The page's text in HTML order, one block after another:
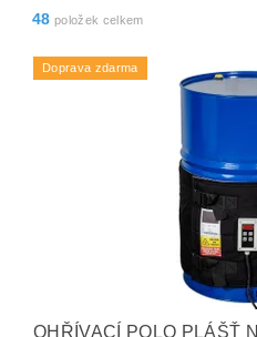
48 položek celkem
Doprava zdarma
OHŘÍVACÍ POLO PLÁŠŤ